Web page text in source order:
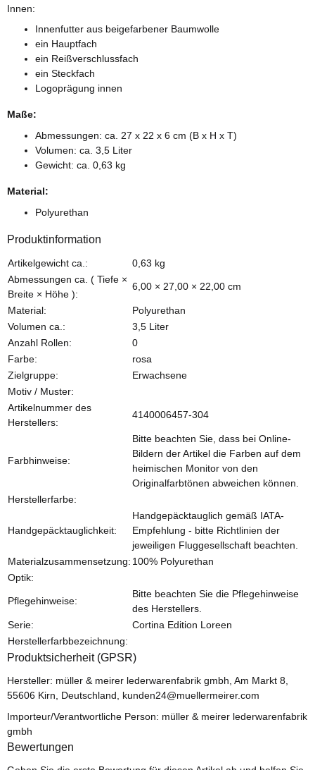
Innen:
Innenfutter aus beigefarbener Baumwolle
ein Hauptfach
ein Reißverschlussfach
ein Steckfach
Logoprägung innen
Maße:
Abmessungen: ca. 27 x 22 x 6 cm (B x H x T)
Volumen: ca. 3,5 Liter
Gewicht: ca. 0,63 kg
Material:
Polyurethan
Produktinformation
Produkteigenschaft
Wert
Artikelgewicht ca.: 0,63 kg
Abmessungen ca. ( Tiefe ×
Breite × Höhe ):
6,00 × 27,00 × 22,00 cm
Material:
Polyurethan
Volumen ca.:
3,5 Liter
Anzahl Rollen:
0
Farbe:
rosa
Zielgruppe:
Erwachsene
Motiv / Muster:
Artikelnummer des
Herstellers:
4140006457-304
Farbhinweise:
Bitte beachten Sie, dass bei Online-
Bildern der Artikel die Farben auf dem
heimischen Monitor von den
Originalfarbtönen abweichen können.
Herstellerfarbe:
Handgepäcktauglichkeit:
Handgepäcktauglich gemäß IATA-
Empfehlung - bitte Richtlinien der
jeweiligen Fluggesellschaft beachten.
Materialzusammensetzung: 100% Polyurethan
Optik:
Pflegehinweise:
Bitte beachten Sie die Pflegehinweise
des Herstellers.
Serie:
Cortina Edition Loreen
Herstellerfarbbezeichnung:
Produktsicherheit (GPSR)
Hersteller: müller & meirer lederwarenfabrik gmbh, Am Markt 8,
55606 Kirn, Deutschland, kunden24@muellermeirer.com
Importeur/Verantwortliche Person: müller & meirer lederwarenfabrik
gmbh
Bewertungen